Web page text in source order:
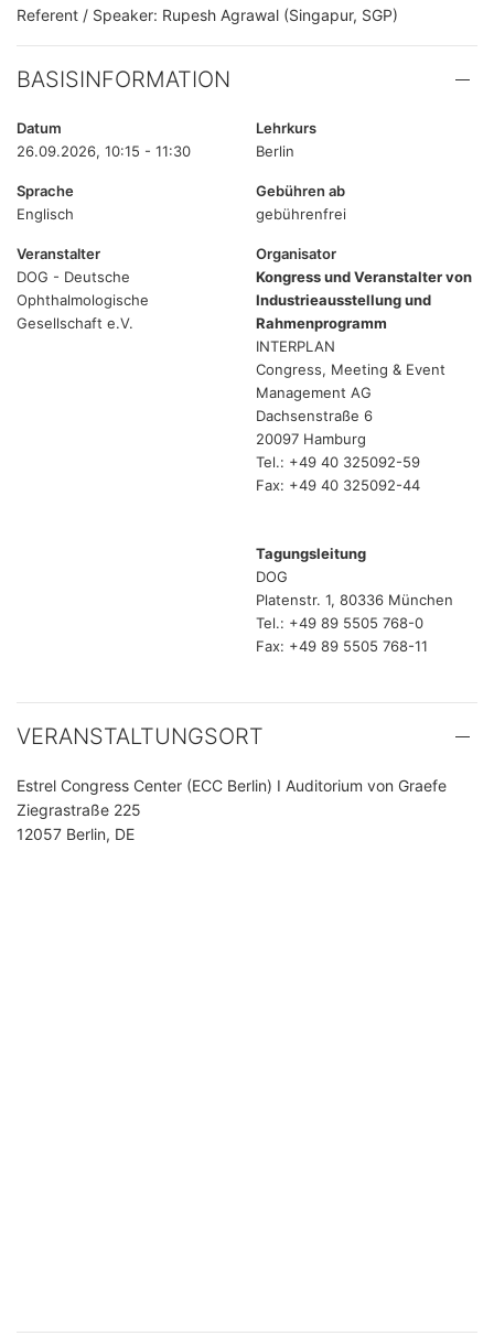
Referent / Speaker: Rupesh Agrawal (Singapur, SGP)
BASISINFORMATION
Datum
26.09.2026, 10:15 - 11:30
Lehrkurs
Berlin
Sprache
Englisch
Gebühren ab
gebührenfrei
Veranstalter
DOG - Deutsche
Ophthalmologische
Gesellschaft e.V.
Organisator
Kongress und Veranstalter von
Industrieausstellung und
Rahmenprogramm
INTERPLAN
Congress, Meeting & Event
Management AG
Dachsenstraße 6
20097 Hamburg
Tel.: +49 40 325092-59
Fax: +49 40 325092-44
Tagungsleitung
DOG
Platenstr. 1, 80336 München
Tel.: +49 89 5505 768-0
Fax: +49 89 5505 768-11
VERANSTALTUNGSORT
Estrel Congress Center (ECC Berlin) I Auditorium von Graefe
Ziegrastraße 225
12057 Berlin, DE